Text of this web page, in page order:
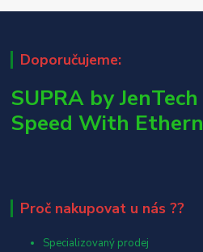
Doporučujeme:
SUPRA by
Speed With
Proč nakupovat u nás ??
Specializovaný prodej